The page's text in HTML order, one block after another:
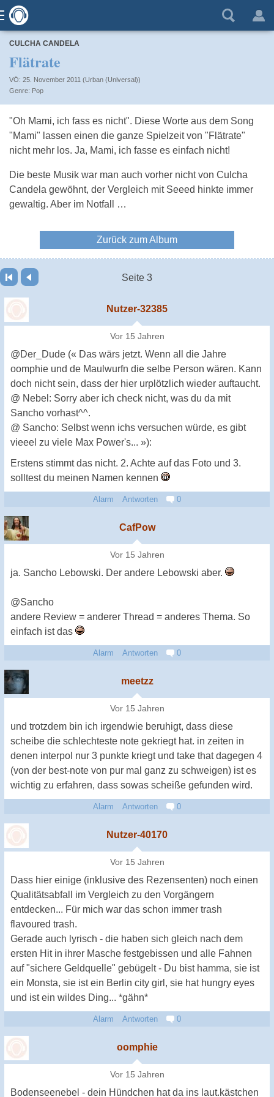
CULCHA CANDELA
Flätrate
VÖ: 25. November 2011 (Urban (Universal))
Pop
"Oh Mami, ich fass es nicht". Diese Worte aus dem Song
"Mami" lassen einen die ganze Spielzeit von "Flätrate"
nicht mehr los. Ja, Mami, ich fasse es einfach nicht!
Die beste Musik war man auch vorher nicht von Culcha
Candela gewöhnt, der Vergleich mit Seeed hinkte immer
gewaltig. Aber im Notfall …
Zurück zum Album
Seite 3
Nutzer-32385
Vor 15 Jahren
@Der_Dude (« Das wärs jetzt. Wenn all die Jahre
oomphie und de Maulwurfn die selbe Person wären. Kann
doch nicht sein, dass der hier urplötzlich wieder auftaucht.
@ Nebel: Sorry aber ich check nicht, was du da mit
Sancho vorhast^^.
@ Sancho: Selbst wenn ichs versuchen würde, es gibt
vieeel zu viele Max Power's... »):
Erstens stimmt das nicht. 2. Achte auf das Foto und 3.
solltest du meinen Namen kennen
Alarm Antworten 0
CafPow
Vor 15 Jahren
ja. Sancho Lebowski. Der andere Lebowski aber.
@Sancho
andere Review = anderer Thread = anderes Thema. So
einfach ist das
Alarm Antworten 0
meetzz
Vor 15 Jahren
und trotzdem bin ich irgendwie beruhigt, dass diese
scheibe die schlechteste note gekriegt hat. in zeiten in
denen interpol nur 3 punkte kriegt und take that dagegen 4
(von der best-note von pur mal ganz zu schweigen) ist es
wichtig zu erfahren, dass sowas scheiße gefunden wird.
Alarm Antworten 0
Nutzer-40170
Vor 15 Jahren
Dass hier einige (inklusive des Rezensenten) noch einen
Qualitätsabfall im Vergleich zu den Vorgängern
entdecken... Für mich war das schon immer trash
flavoured trash.
Gerade auch lyrisch - die haben sich gleich nach dem
ersten Hit in ihrer Masche festgebissen und alle Fahnen
auf "sichere Geldquelle" gebügelt - Du bist hamma, sie ist
ein Monsta, sie ist ein Berlin city girl, sie hat hungry eyes
und ist ein wildes Ding... *gähn*
Alarm Antworten 0
oomphie
Vor 15 Jahren
Bodenseenebel - dein Hündchen hat da ins laut.kästchen